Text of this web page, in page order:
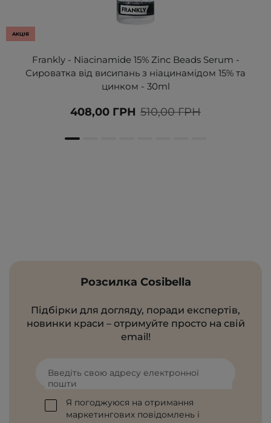
АКЦІЯ
Frankly - Niacinamide 15% Zinc Beads Serum -
Сироватка від висипань з ніацинамідом 15% та
цинком - 30ml
510,00 ГРН
408,00 ГРН
Розсилка Cosibella
Підбірки для догляду, поради експертів,
новинки краси – отримуйте просто на свій
email!
Введіть свою адресу електронної
пошти
Я погоджуюся на отримання
маркетингових повідомлень і